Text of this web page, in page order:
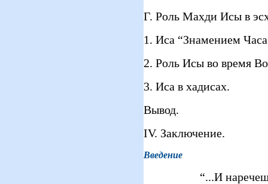
Г. Роль Махди Исы в
1. Иса “Знамением
2. Роль Исы во время
3. Иса в хадисах.
Вывод.
IV. Заключение.
Введение
“...И